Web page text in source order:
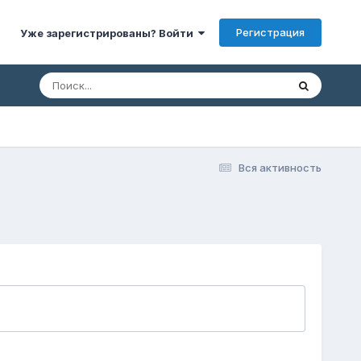
Уже зарегистрированы? Войти Регистрация
Вся активность